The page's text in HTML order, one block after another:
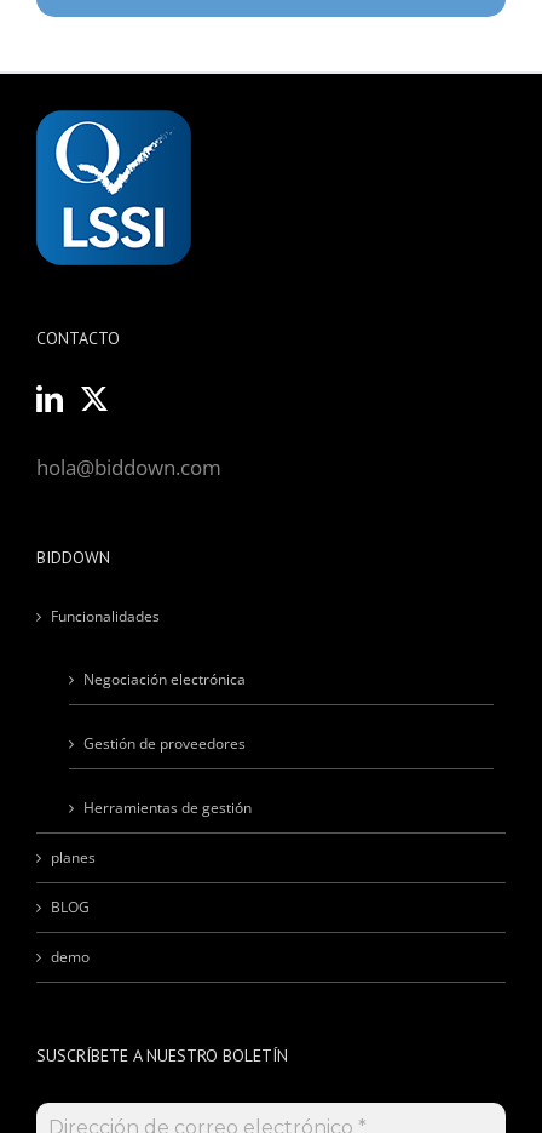
CONTACTO
hola@biddown.com
BIDDOWN
Funcionalidades
Negociación electrónica
Gestión de proveedores
Herramientas de gestión
planes
BLOG
demo
SUSCRÍBETE A NUESTRO BOLETÍN